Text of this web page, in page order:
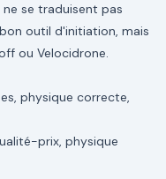
se traduisent pas
outil d'initiation, mais
ou Velocidrone.
physique correcte,
prix, physique